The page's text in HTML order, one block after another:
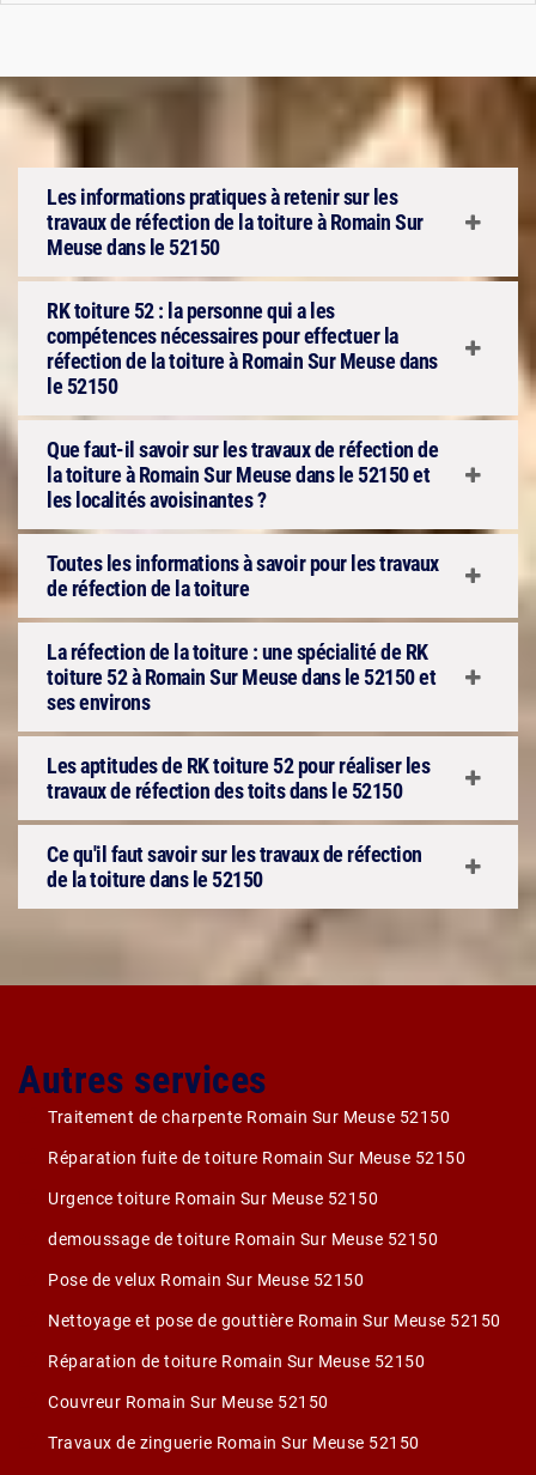
Les informations pratiques à retenir sur les
travaux de réfection de la toiture à Romain Sur
Meuse dans le 52150
RK toiture 52 : la personne qui a les
compétences nécessaires pour effectuer la
réfection de la toiture à Romain Sur Meuse dans
le 52150
Que faut-il savoir sur les travaux de réfection de
la toiture à Romain Sur Meuse dans le 52150 et
les localités avoisinantes ?
Toutes les informations à savoir pour les travaux
de réfection de la toiture
La réfection de la toiture : une spécialité de RK
toiture 52 à Romain Sur Meuse dans le 52150 et
ses environs
Les aptitudes de RK toiture 52 pour réaliser les
travaux de réfection des toits dans le 52150
Ce qu'il faut savoir sur les travaux de réfection
de la toiture dans le 52150
Autres services
Traitement de charpente Romain Sur Meuse 52150
Réparation fuite de toiture Romain Sur Meuse 52150
Urgence toiture Romain Sur Meuse 52150
demoussage de toiture Romain Sur Meuse 52150
Pose de velux Romain Sur Meuse 52150
Nettoyage et pose de gouttière Romain Sur Meuse 52150
Réparation de toiture Romain Sur Meuse 52150
Couvreur Romain Sur Meuse 52150
Travaux de zinguerie Romain Sur Meuse 52150